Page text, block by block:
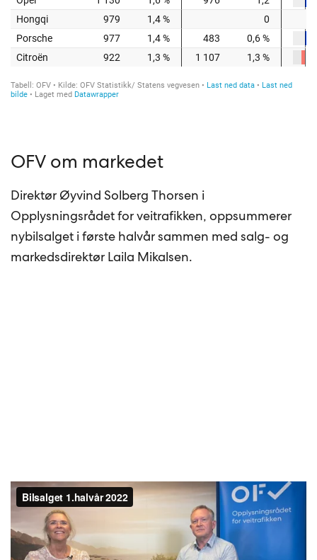
OFV om markedet
Direktør Øyvind Solberg Thorsen i
Opplysningsrådet for veitrafikken, oppsummerer
nybilsalget i første halvår sammen med salg- og
markedsdirektør Laila Mikalsen.